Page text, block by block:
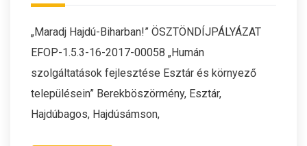
„Maradj Hajdú-Biharban!” ÖSZTÖNDÍJPÁLYÁZAT
EFOP-1.5.3-16-2017-00058 „Humán
szolgáltatások fejlesztése Esztár és környező
településein” Berekböszörmény, Esztár,
Hajdúbagos, Hajdúsámson,